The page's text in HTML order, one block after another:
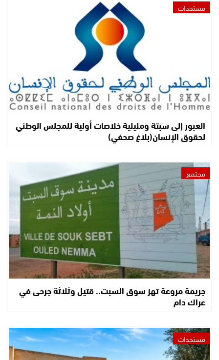
مستجدات
العبور إلى سبتة ومليلية خلاصات أولية للمجلس الوطني
لحقوق الإنسان(بلاغ صحفي)
مجتمع
جريمة مروعة تهز سوق السبت.. قتيل وثلاثة جرحى في
عراك دام
مستجدات